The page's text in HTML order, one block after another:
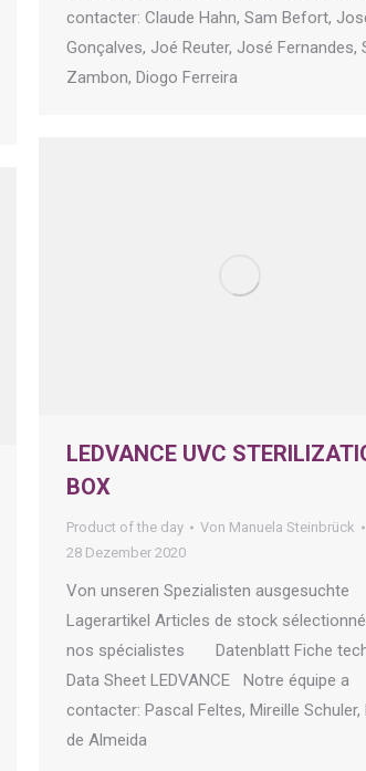
contacter: Claude Hahn, Sam Befort,
Gonçalves, Joé Reuter, José Fernandes,
Zambon, Diogo Ferreira
LEDVANCE UVC
BOX
Product of the day Von Manuela Steinbrück
28 Dezember 2020
Von unseren Spezialisten ausgesuchte
Lagerartikel Articles de stock
nos spécialistes Datenblatt Fiche
Data Sheet LEDVANCE Notre équipe a
contacter: Pascal Feltes, Mireille Schuler,
de Almeida